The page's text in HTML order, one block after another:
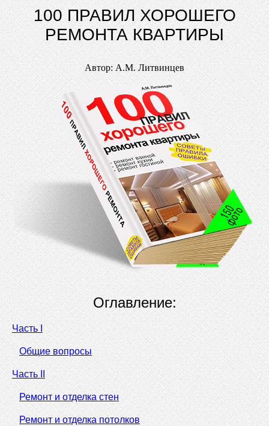
100 ПРАВИЛ ХОРОШЕГО
РЕМОНТА КВАРТИРЫ
Автор: А.М. Литвинцев
Оглавление:
Часть I
Общие вопросы
Часть II
Ремонт и отделка стен
Ремонт и отделка потолков